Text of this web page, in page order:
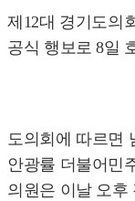
제12대 경기도의
공식 행보로 8일
도의회에 따르면
안광률 더불어민
의원은 이날 오후